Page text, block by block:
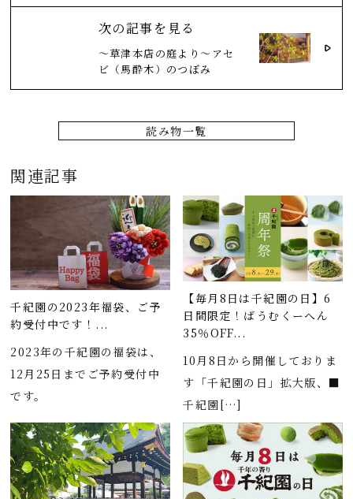
次の記事を見る
～草津本店の庭より～アセ
ビ（馬酔木）のつぼみ
読み物一覧
関連記事
千紀園の2023年福袋、ご予
約受付中です！...
2023年の千紀園の福袋は、
12月25日までご予約受付中
です。
【毎月8日は千紀園の日】6
日間限定！ばうむくーへん
35％OFF...
10月8日から開催しておりま
す「千紀園の日」拡大版、■
千紀園[…]